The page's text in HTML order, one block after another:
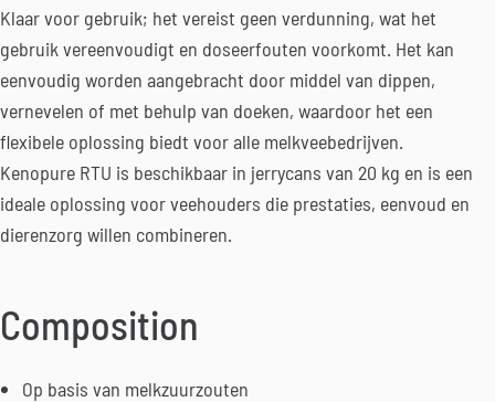
Klaar voor gebruik; het vereist geen verdunning, wat het
gebruik vereenvoudigt en doseerfouten voorkomt. Het kan
eenvoudig worden aangebracht door middel van dippen,
vernevelen of met behulp van doeken, waardoor het een
flexibele oplossing biedt voor alle melkveebedrijven.
Kenopure RTU is beschikbaar in jerrycans van 20 kg en is een
ideale oplossing voor veehouders die prestaties, eenvoud en
dierenzorg willen combineren.
Composition
Op basis van melkzuurzouten